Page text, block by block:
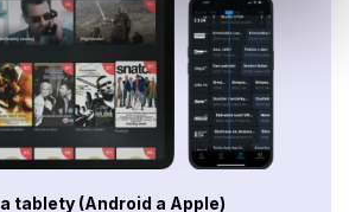
tablety (Android a Apple)